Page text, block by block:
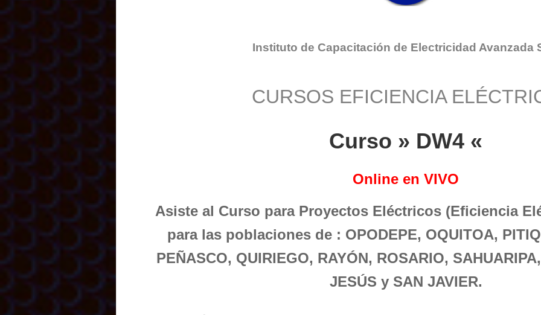
Instituto de Capacitación de Electricidad Avanzada
CURSOS EFICIENCIA
Curso » DW4 «
Online en VIVO
Asiste al Curso para Proyectos Eléctricos (Eficiencia
para las poblaciones de : OPODEPE, OQUITOA,
PEÑASCO, QUIRIEGO, RAYÓN, ROSARIO,
JESÚS y SAN JAVIER.